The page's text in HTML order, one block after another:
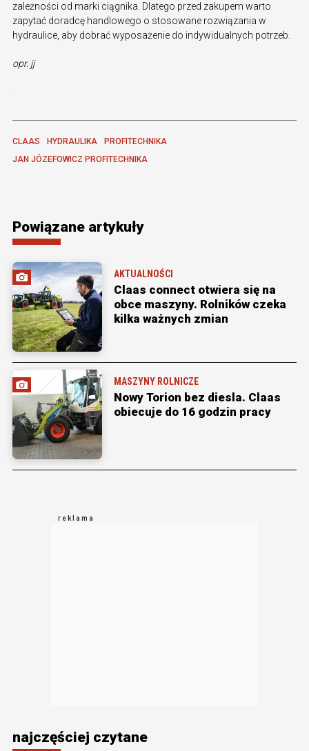
zależności od marki ciągnika. Dlatego przed zakupem warto
zapytać doradcę handlowego o stosowane rozwiązania w
hydraulice, aby dobrać wyposażenie do indywidualnych potrzeb.
opr. jj
CLAAS HYDRAULIKA
PROFITECHNIKA
JAN JÓZEFOWICZ PROFITECHNIKA
Powiązane artykuły
AKTUALNOŚCI
Claas connect otwiera się na
obce maszyny. Rolników czeka
kilka ważnych zmian
MASZYNY ROLNICZE
Nowy Torion bez diesla. Claas
obiecuje do 16 godzin pracy
najczęściej czytane